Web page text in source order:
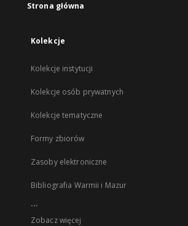
Strona główna
Kolekcje
Kolekcje instytucji
Kolekcje osób prywatnych
Kolekcje tematyczne
Formy zbiorów
Zasoby elektroniczne
Bibliografia Warmii i Mazur
...
Zobacz więcej